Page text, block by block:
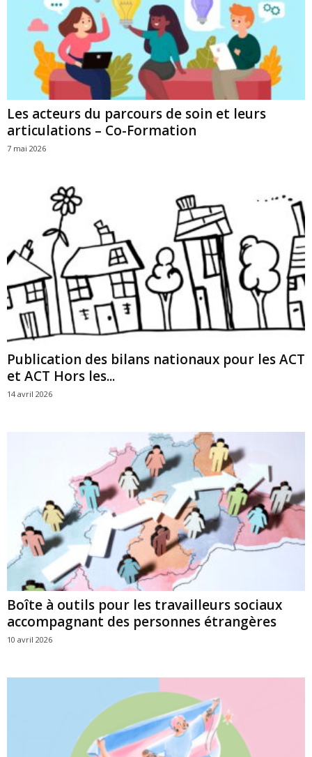
Les acteurs du parcours de soin et leurs
articulations – Co-Formation
7 mai 2026
Publication des bilans nationaux pour les ACT
et ACT Hors les...
14 avril 2026
Boîte à outils pour les travailleurs sociaux
accompagnant des personnes étrangères
10 avril 2026